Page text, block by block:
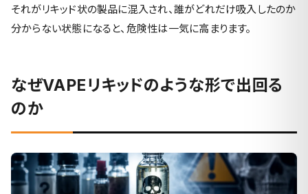
それがリキッド状の製品に混入され、誰がどれだけ吸入したのか
分からない状態になると、危険性は一気に高まります。
なぜVAPEリキッドのような形で出回る
のか